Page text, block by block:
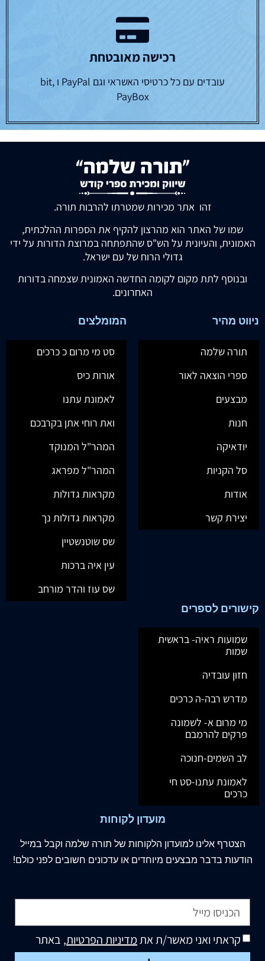
רכישה מאובטחת
עובדים עם כל כרטיסי האשראי וגם PayPal ו bit,
PayBox
זהו אתר מכירות שמטרתו להרבות תורה.
שמו של האתר הוא מהרצון להקיף את הספרות ההלכתית,
האמונית, והעיונית על הש"ס שהתפתחה במרוצת הדורות על ידי
גדולי הרוח של עם ישראל.
ובנוסף לתת מקום לקומה החדשה האמונית שצמחה בדורות
האחרונים.
ניווט מהיר
תורה שלמה
ספרי הוצאה לאור
מבצעים
חנות
יודאיקה
סל הקניות
אודות
יצירת קשר
המומלצים
סט מי מרום כ כרכים
אורות כיס
לאמונת עתנו
ואת רוחי אתן בקרבכם
המהר"ל המנוקד
המהר"ל מפראג
מקראות גדולות
מקראות גדולות נך
שס שוטנשטיין
עין איה ברכות
שס עוז והדר מורחב
קישורים לספרים
שמועות ראיה- בראשית
שמות
חזון עובדיה
מדרש רבה-ה כרכים
מי מרום א- לשמונה
פרקים להרמבם
לב השמים-חנוכה
לאמונת עתנו-סט חי
כרכים
מועדון לקוחות
הצטרף אלינו למועדון הלקוחות של תורה שלמה וקבל במייל
הודעות בדבר מבצעים מיוחדים או עדכונים חשובים לפני כולם!
קראתי ואני מאשר/ת אתמדיניות הפרטיות, באתר